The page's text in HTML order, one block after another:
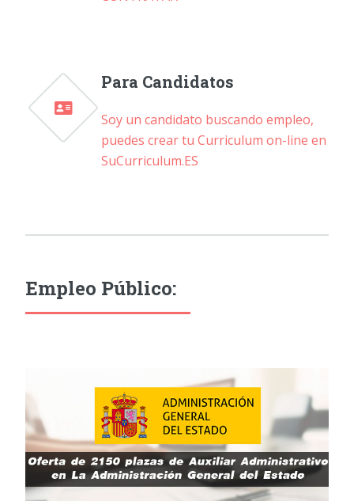
Para Candidatos
Soy un candidato buscando empleo,
puedes crear tu Curriculum on-line en
SuCurriculum.ES
Empleo Público: